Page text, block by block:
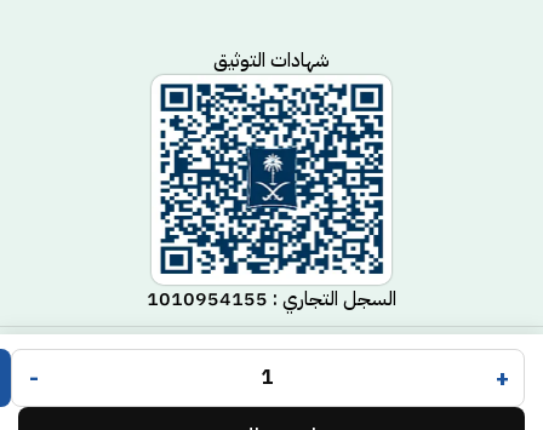
شهادات التوثيق
السجل التجاري : 1010954155
جميع الحقوق محفوظة لـمتجر مكيف© 2025.
تم التطوير بواسطة
+
-